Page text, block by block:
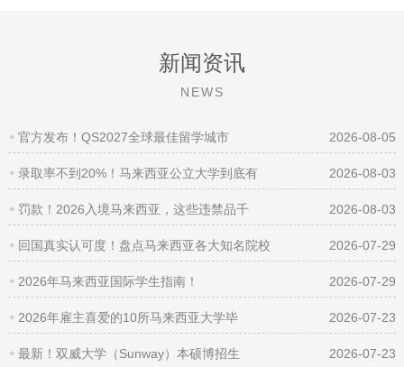
新闻资讯
NEWS
官方发布！QS2027全球最佳留学城市 2026-08-05
录取率不到20%！马来西亚公立大学到底有 2026-08-03
罚款！2026入境马来西亚，这些违禁品千 2026-08-03
回国真实认可度！盘点马来西亚各大知名院校 2026-07-29
2026年马来西亚国际学生指南！ 2026-07-29
2026年雇主喜爱的10所马来西亚大学毕 2026-07-23
最新！双威大学（Sunway）本硕博招生 2026-07-23